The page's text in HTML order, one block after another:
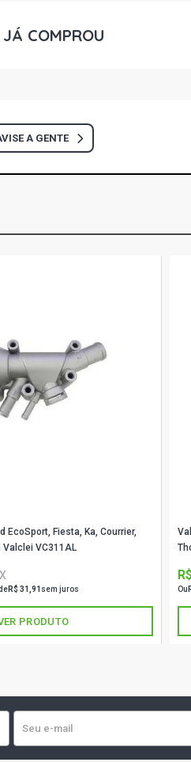
COMPROU
A GENTE
EcoSport, Fiesta, Ka, Courrier,
Valclei VC311AL
R$ 31,91 sem juros
PRODUTO
Ou